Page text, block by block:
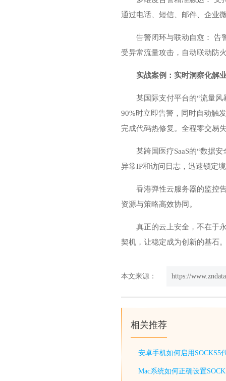
通过电话、短信、邮件、企业
告警闭环与联动自愈： 告
受异常流量攻击，自动联动防
实战案例：实时洞察化解
某国际支付平台的“流量
90%时立即告警，同时自动触
完成代码热修复。全程零交易
某跨国医疗SaaS的“数据
异常IP和访问日志，迅速锁定
香港弹性云服务器的监控
资源与策略高效协同。
真正的云上安全，不在于
契机，让稳定成为创新的基石
本文来源： https://
相关推荐
安卓手机如何启用SOCKS5
Mac系统如何正确设置